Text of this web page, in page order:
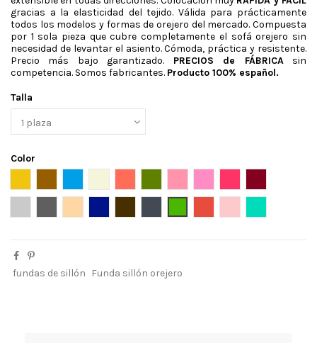
gracias a la elasticidad del tejido. Válida para prácticamente
todos los modelos y formas de orejero del mercado. Compuesta
por 1 sola pieza que cubre completamente el sofá orejero sin
necesidad de levantar el asiento. Cómoda, práctica y resistente.
Precio más bajo garantizado. PRECIOS de FÁBRICAsin
competencia. Somos fabricantes. Producto 100% español.
Talla
Color
fundas de sillón Funda sillón orejero